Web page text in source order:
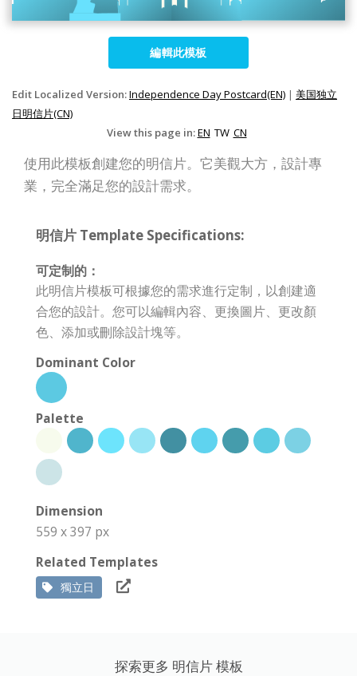
編輯此模板
Edit Localized Version:Independence Day Postcard(EN) | 美国独立
日明信片(CN)
View this page in:EN TW CN
使用此模板創建您的明信片。它美觀大方，設計專
業，完全滿足您的設計需求。
明信片 Template Specifications:
可定制的：
此明信片模板可根據您的需求進行定制，以創建適
合您的設計。您可以編輯內容、更換圖片、更改顏
色、添加或刪除設計塊等。
Dominant Color
Palette
Dimension
559 x 397 px
Related Templates
獨立日
探索更多 明信片 模板